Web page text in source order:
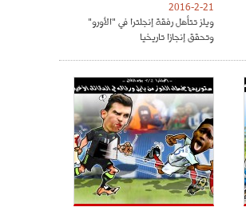
2016-2-21
ويلز تتأهل رفقة إنجلترا في "الأورو"
وتحقق إنجازا تاريخيا